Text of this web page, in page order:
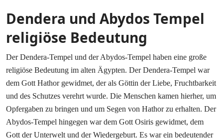
Dendera und Abydos Tempel
religiöse Bedeutung
Der Dendera-Tempel und der Abydos-Tempel haben eine große
religiöse Bedeutung im alten Ägypten. Der Dendera-Tempel war
dem Gott Hathor gewidmet, der als Göttin der Liebe, Fruchtbarkeit
und des Schutzes verehrt wurde. Die Menschen kamen hierher, um
Opfergaben zu bringen und um Segen von Hathor zu erhalten. Der
Abydos-Tempel hingegen war dem Gott Osiris gewidmet, dem
Gott der Unterwelt und der Wiedergeburt. Es war ein bedeutender